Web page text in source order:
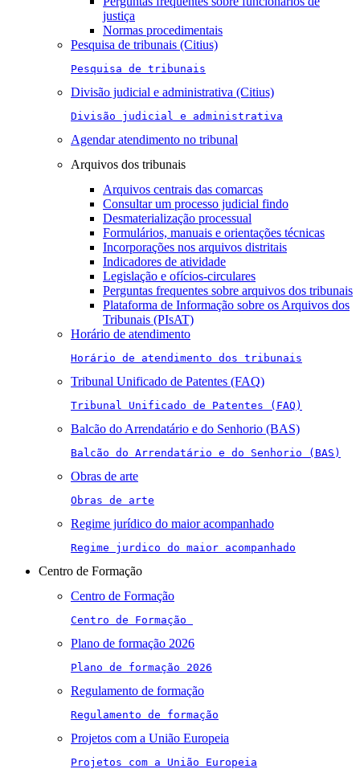
justiça
Normas procedimentais
Pesquisa de tribunais (Citius)
Pesquisa de tribunais
Divisão judicial e administrativa (Citius)
Divisão judicial e administrativa
Agendar atendimento no tribunal
Arquivos dos tribunais
Arquivos centrais das comarcas
Consultar um processo judicial findo
Desmaterialização processual
Formulários, manuais e orientações técnicas
Incorporações nos arquivos distritais
Indicadores de atividade
Legislação e ofícios-circulares
Perguntas frequentes sobre arquivos dos tribunais
Plataforma de Informação sobre os Arquivos dos
Tribunais (PIsAT)
Horário de atendimento
Horário de atendimento dos tribunais
Tribunal Unificado de Patentes (FAQ)
Tribunal Unificado de Patentes (FAQ)
Balcão do Arrendatário e do Senhorio (BAS)
Balcão do Arrendatário e do Senhorio (BAS)
Obras de arte
Obras de arte
Regime jurídico do maior acompanhado
Regime jurdico do maior acompanhado
Centro de Formação
Centro de Formação
Centro de Formação
Plano de formação 2026
Plano de formação 2026
Regulamento de formação
Regulamento de formação
Projetos com a União Europeia
Projetos com a União Europeia